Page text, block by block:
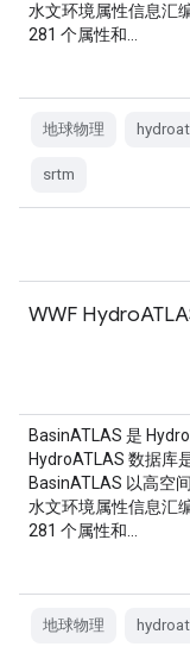
水文环境属性信息汇
281 个属性和…
地球物理
srtm
WWF
BasinATLAS 是
HydroATLAS 数据库
BasinATLAS 以高空
水文环境属性信息汇
281 个属性和…
地球物理